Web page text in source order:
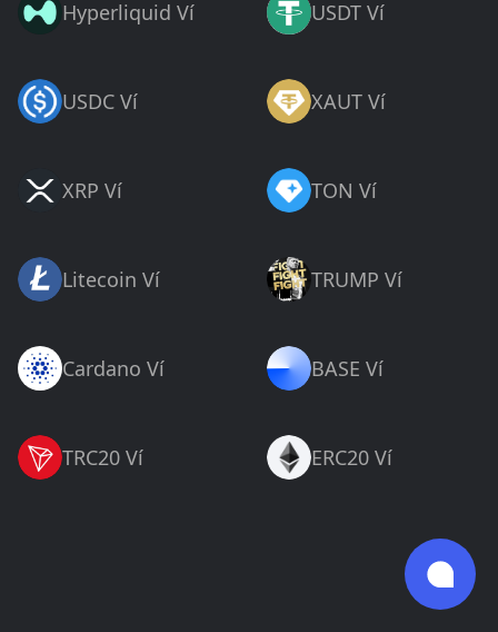
Hyperliquid Ví USDT Ví
USDC Ví XAUT Ví
XRP Ví TON Ví
Litecoin Ví TRUMP Ví
Cardano Ví BASE Ví
TRC20 Ví ERC20 Ví